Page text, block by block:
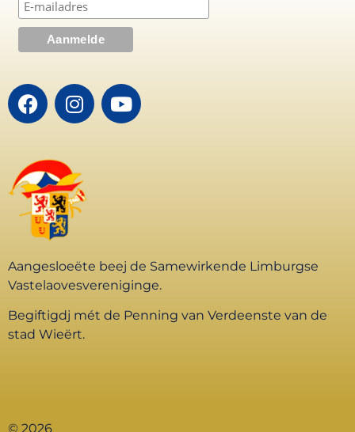
Aangesloeëte beej de Samewirkende Limburgse
Vastelaovesvereniginge.
Begiftigdj mét de Penning van Verdeenste van de
stad Wieërt.
© 2026